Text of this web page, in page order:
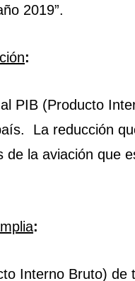
2019”.
:
PIB (Producto
La reducción
de la aviación que
:
Interno Bruto) de